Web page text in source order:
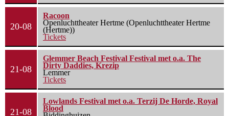
20-08
Racoon
Openluchttheater Hertme (Openluchttheater Hertme
(Hertme))
Tickets
21-08
Glemmer Beach Festival Festival met o.a. The
Dirty Daddies, Krezip
Lemmer
Tickets
21-08
Lowlands Festival met o.a. Terzij De Horde, Royal
Blood